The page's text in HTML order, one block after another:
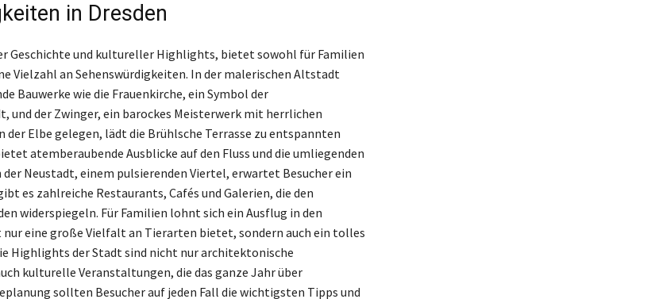
in Dresden
Geschichte und kultureller Highlights, bietet sowohl für Familien
Vielzahl an Sehenswürdigkeiten. In der malerischen Altstadt
Bauwerke wie die Frauenkirche, ein Symbol der
und der Zwinger, ein barockes Meisterwerk mit herrlichen
der Elbe gelegen, lädt die Brühlsche Terrasse zu entspannten
atemberaubende Ausblicke auf den Fluss und die umliegenden
der Neustadt, einem pulsierenden Viertel, erwartet Besucher ein
es zahlreiche Restaurants, Cafés und Galerien, die den
widerspiegeln. Für Familien lohnt sich ein Ausflug in den
nur eine große Vielfalt an Tierarten bietet, sondern auch ein tolles
Highlights der Stadt sind nicht nur architektonische
kulturelle Veranstaltungen, die das ganze Jahr über
sollten Besucher auf jeden Fall die wichtigsten Tipps und